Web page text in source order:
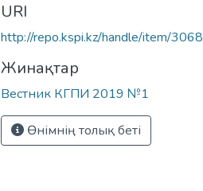
URI
http://repo.kspi.kz/handle/item/3068
Жинақтар
Вестник КГПИ 2019 №1
Өнімнің толық беті